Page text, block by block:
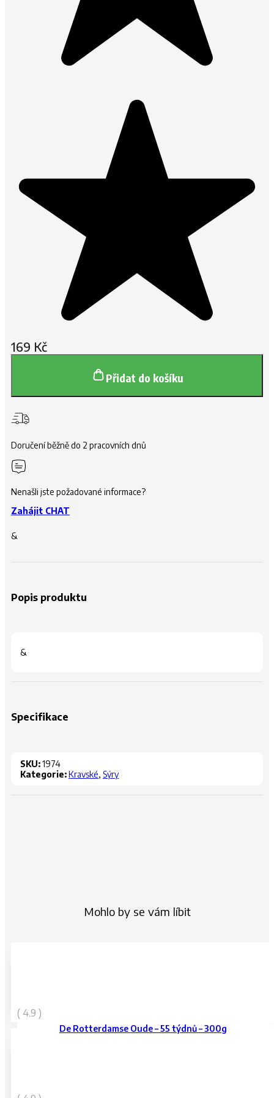
169 Kč
Přidat do košíku
Doručení běžně do 2 pracovních dnů
Nenašli jste požadované informace?
Zahájit CHAT
&
Popis produktu
&
Specifikace
SKU:1974
Kategorie:Kravské, Sýry
Mohlo by se vám líbit
( 4.9 )
De Rotterdamse Oude – 55 týdnů – 300g
339 Kč
249 Kč